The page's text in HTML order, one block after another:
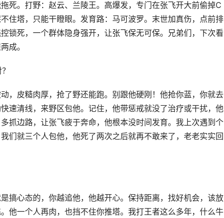
死。打野：赵云、兰陵王。高爆发，专门在张飞开大前偷掉C
住塔，只能干瞪眼。发育路：马可波罗。末世加真伤，点前排
锁死，一个群体隐身强开，让张飞保无可保。兄弟们，下次看
成。
，皮糙肉厚，抢了野还能跑。别跟他硬刚！他抢你蓝，你就去
速清线，来野区包他。记住，他带惩戒就没了治疗或干扰，他
抓边路，让张飞疲于奔命，他根本没时间发育。我上次遇到个
们就三个人包他，他死了两次之后就再不敢来了，老老实实回
搞心态的，你越追他，他越开心。保持距离，找好机会，该放
他一个人再肉，也挡不住你推塔。我打王者这么多年，什么牛